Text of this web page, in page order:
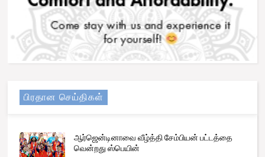
பிரதான செய்திகள்
ஆர்ஜென்டினாவை வீழ்த்தி சேம்பியன் பட்டத்தை
வென்றது ஸ்பெயின்